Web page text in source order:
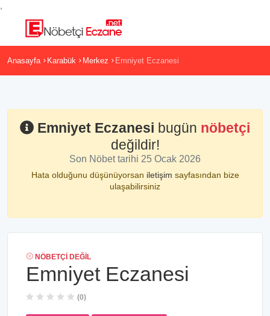
Anasayfa Karabük Merkez Emniyet Eczanesi
Emniyet Eczanesi bugün nöbetçi
değildir!
Son Nöbet tarihi 25 Ocak 2026
Hata olduğunu düşünüyorsan iletişim sayfasından bize
ulaşabilirsiniz
NÖBETÇI DEĞIL
Emniyet Eczanesi
(0)